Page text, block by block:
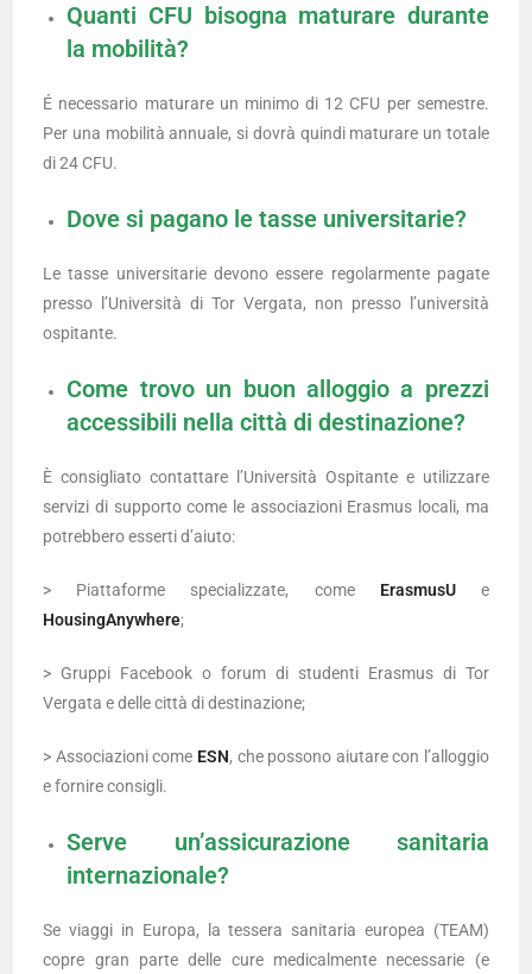
Quanti CFU bisogna maturare durante
la mobilità?
É necessario maturare un minimo di 12 CFU per semestre.
Per una mobilità annuale, si dovrà quindi maturare un totale
di 24 CFU.
Dove si pagano le tasse universitarie?
Le tasse universitarie devono essere regolarmente pagate
presso l’Università di Tor Vergata, non presso l’università
ospitante.
Come trovo un buon alloggio a prezzi
accessibili nella città di destinazione?
È consigliato contattare l’Università Ospitante e utilizzare
servizi di supporto come le associazioni Erasmus locali, ma
potrebbero esserti d’aiuto:
> Piattaforme specializzate, come ErasmusUe
HousingAnywhere;
> Gruppi Facebook o forum di studenti Erasmus di Tor
Vergata e delle città di destinazione;
> Associazioni come ESN, che possono aiutare con l’alloggio
e fornire consigli.
Serve un’assicurazione sanitaria
internazionale?
Se viaggi in Europa, la tessera sanitaria europea (TEAM)
copre gran parte delle cure medicalmente necessarie (e